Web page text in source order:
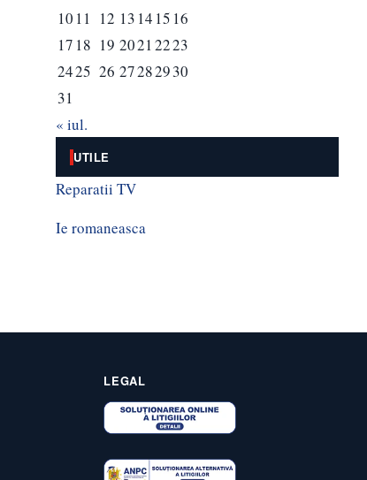
10 11 12 13 14 15 16
17 18 19 20212223
2425 26 27282930
31
« iul.
UTILE
Reparatii TV
Ie romaneasca
LEGAL